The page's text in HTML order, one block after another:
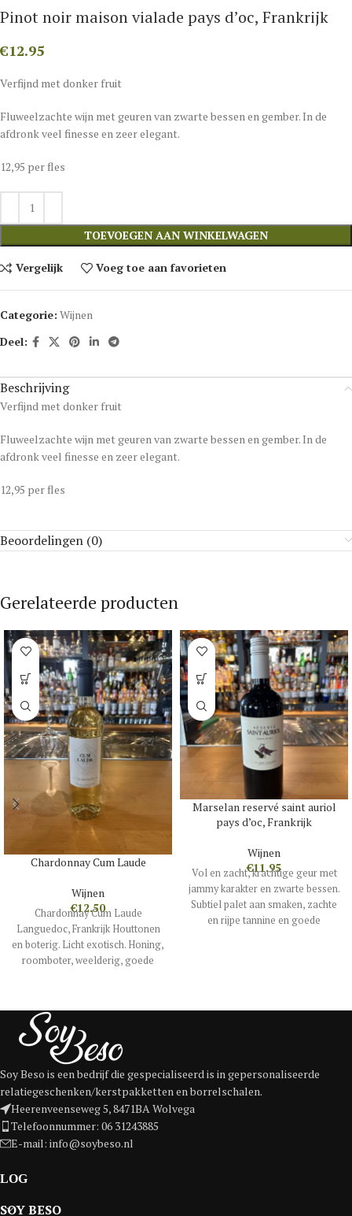
Pinot noir maison vialade pays d’oc, Frankrijk
€12.95
Verfijnd met donker fruit
Fluweelzachte wijn met geuren van zwarte bessen en gember. In de
afdronk veel finesse en zeer elegant.
12,95 per fles
TOEVOEGEN AAN WINKELWAGEN
Vergelijk Voeg toe aan favorieten
Categorie: Wijnen
Deel:
Beschrijving
Verfijnd met donker fruit
Fluweelzachte wijn met geuren van zwarte bessen en gember. In de
afdronk veel finesse en zeer elegant.
12,95 per fles
Beoordelingen (0)
Gerelateerde producten
Chardonnay Cum Laude
Wijnen
€12.50
Chardonnay Cum Laude
Languedoc, Frankrijk Houttonen
en boterig. Licht exotisch. Honing,
roomboter, weelderig, goede
houttonen
Marselan reservé saint auriol
pays d’oc, Frankrijk
Wijnen
€11.95
Vol en zacht, krachtige geur met
jammy karakter en zwarte bessen.
Subtiel palet aan smaken, zachte
en rijpe tannine en goede
Soy Beso is een bedrijf die gespecialiseerd is in gepersonaliseerde
relatiegeschenken/kerstpakketten en borrelschalen.
Heerenveenseweg 5, 8471BA Wolvega
Telefoonnummer: 06 31243885
E-mail: info@soybeso.nl
SOY BESO